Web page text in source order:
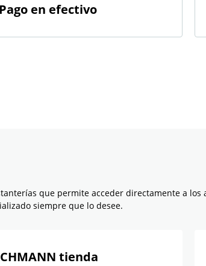
Pago en efectivo
que permite acceder directamente a
siempre que lo desee.
tienda